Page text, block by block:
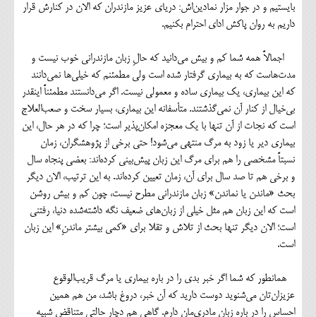
بایستیم و در جوار مزار نمادین‌اش: دریای عزیز مازندران که الان در کنارش قرار
داریم به روان پاکش ادای احترام بکنیم.
اجمالاً همه شما کم و بیش می‌دانید که حالِ زبان مازندرانی خوب نیست و
مدت‌هاست که به بیماری گرفتار شده است ولی مطمئنم که خیلی‌ها نمی‌دانند
که این بیماری، یک بیماری ساده و معمولی نیست. اگر می‌دانستند مطمئناً اینقدر
بی‌خیال از کنار آن نمی‌گذشتند. متأسفانه این بیماری، بسیار سخت و صعب‌العلاج
است که نجات از آن تنها با یک معجزه امکان‌پذیر است؛ چرا که در هر حال، این
بیماری دیر یا زود به مرگ منتهی می‌شود! حتی برخی از پژوهشگران، زمان
نسبتاً مشخصی را هم برای مرگ این زبان پیش‌بینی کرده‌اند: بعضی پنجاه سال
و برخی هم تا صد سال برای آن، زمان تعیین کرده‌اند. به این ترتیب، الان دیگر
بحث «ماندن یا نماندن» زبان مازندرانی مطرح نیست، چون کم و بیش روشن
است که این زبان هم مثل خیلی از زبان‌های ضعیف نگه داشته‌شده دنیا، رفتنی
است؛ الان دیگر تنها بحث از تلاش و تقلا برای «کمی بیشتر ماندنِ» این زبان
است.
همانطور که شما اگر خبر بدی را در باره بیماری یا مرگ قریب‌الوقوع
عزیزان‌تان می‌شنوید دوست دارید که آن خبر، دروغ باشد، من هم همین
احساس را در باره زبان مادری‌مان دارم. گاهی هم دچار حالتی متناقض شبیه